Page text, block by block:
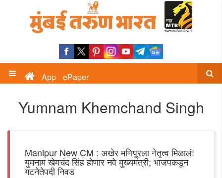
App ePaper
Yumnam Khemchand Singh
Manipur New CM : अखेर मणिपूरला नेतृत्व मिळालं!
युमनाम खेमचंद सिंह होणार नवे मुख्यमंत्री; भाजपकडून
गटनेतेपदी निवड